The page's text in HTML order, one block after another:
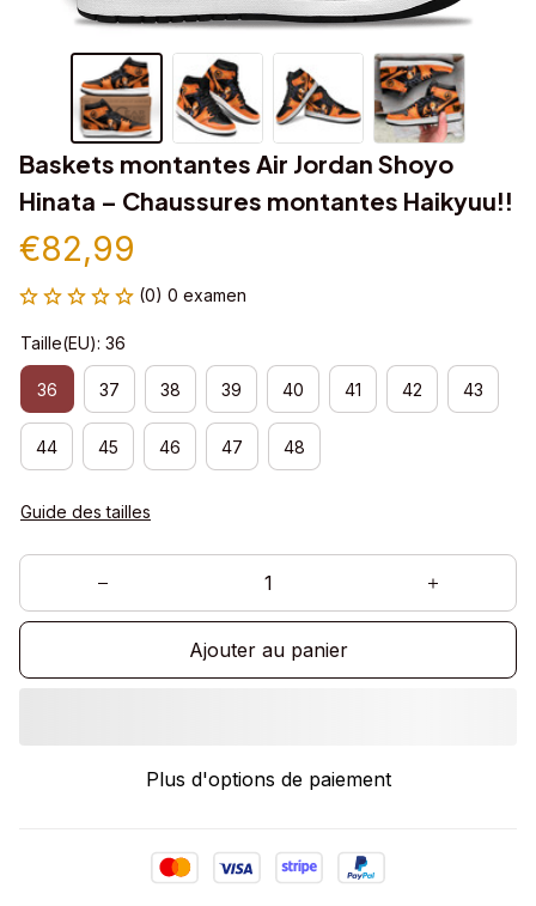
Baskets montantes Air Jordan Shoyo
Hinata – Chaussures montantes Haikyuu!!
€82,99
(0) 0 examen
Taille(EU): 36
36 37 38 39 40 41 42 43
44 45 46 47 48
Guide des tailles
Ajouter au panier
Plus d'options de paiement